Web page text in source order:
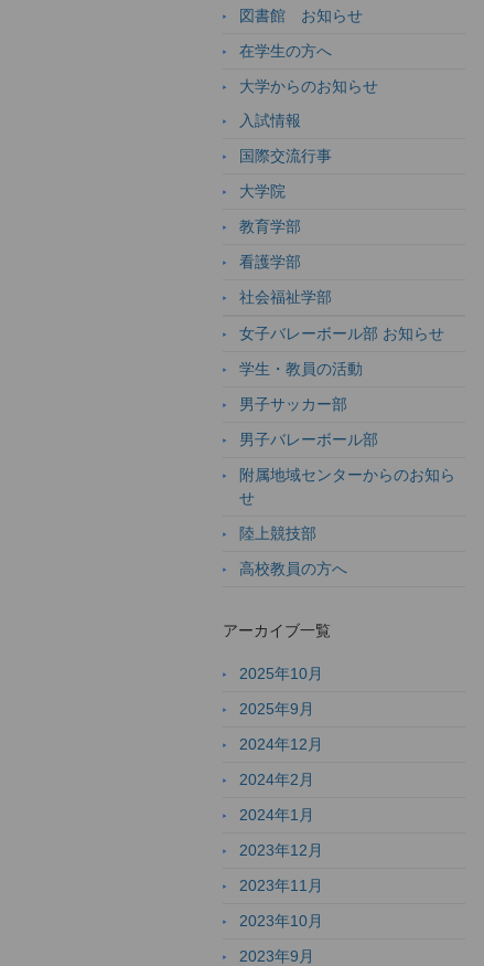
図書館 お知らせ
在学生の方へ
大学からのお知らせ
入試情報
国際交流行事
大学院
教育学部
看護学部
社会福祉学部
女子バレーボール部 お知らせ
学生・教員の活動
男子サッカー部
男子バレーボール部
附属地域センターからのお知ら
せ
陸上競技部
高校教員の方へ
アーカイブ一覧
2025年10月
2025年9月
2024年12月
2024年2月
2024年1月
2023年12月
2023年11月
2023年10月
2023年9月